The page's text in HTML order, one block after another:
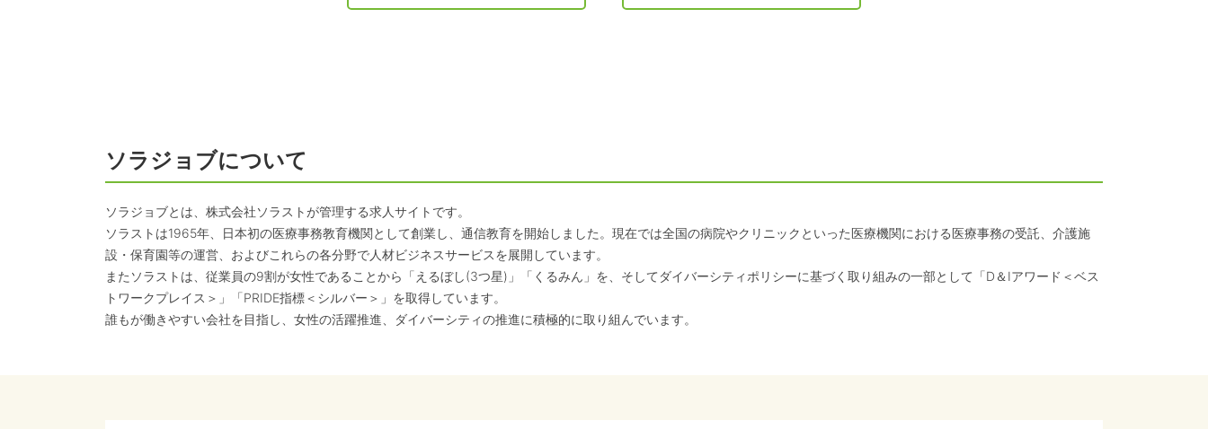
ソラジョブについて
ソラジョブとは、株式会社ソラストが管理する求人サイトです。
ソラストは1965年、日本初の医療事務教育機関として創業し、通信教育を開始しました。現在では全国の病院やクリニックといった医療機関における医療事務の受託、介護施
設・保育園等の運営、およびこれらの各分野で人材ビジネスサービスを展開しています。
またソラストは、従業員の9割が女性であることから「えるぼし(3つ星)」「くるみん」を、そしてダイバーシティポリシーに基づく取り組みの一部として「D＆Iアワード＜ベス
トワークプレイス＞」「PRIDE指標＜シルバー＞」を取得しています。
誰もが働きやすい会社を目指し、女性の活躍推進、ダイバーシティの推進に積極的に取り組んでいます。